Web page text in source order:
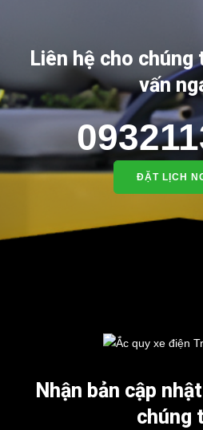
Liên hệ cho
vấn
ĐẶT LỊCH
Nhận bản cập
chúng